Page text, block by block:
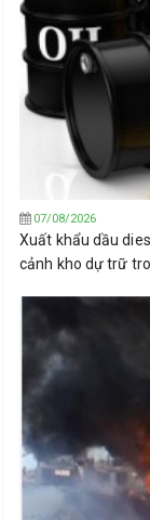
07/08/2026
Xuất khẩu dầu
cảnh kho dự trữ